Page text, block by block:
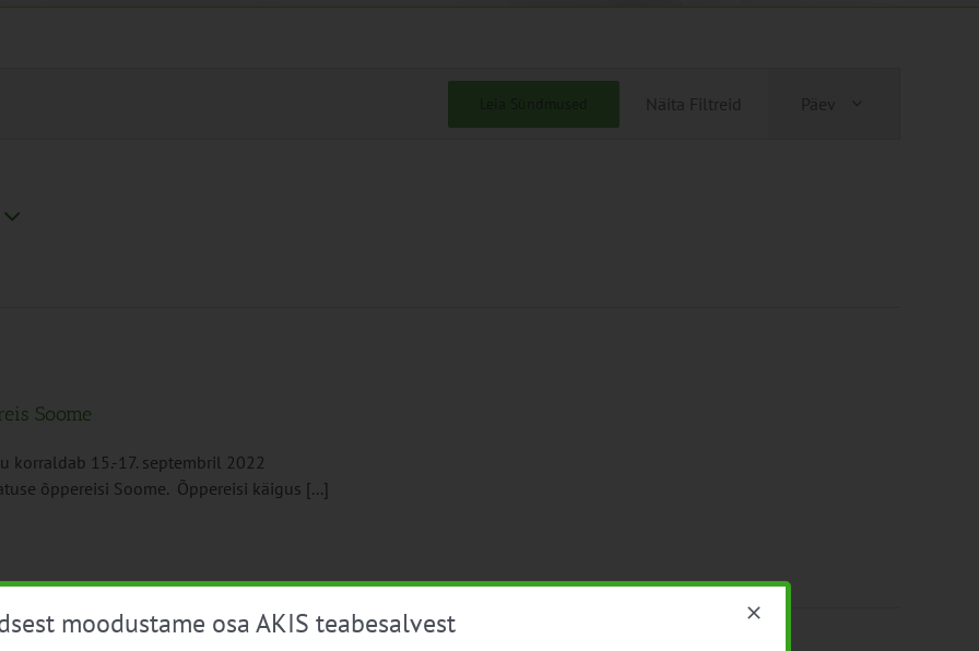
Näita Filtreid
Views
Päev
Soome
korraldab 15.-17. septembril 2022
õppereisi Soome. Õppereisi käigus [...]
moodustame osa AKIS teabesalvest